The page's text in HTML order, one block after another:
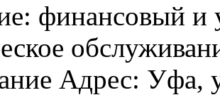
финансовый и
Адрес: Уфа,